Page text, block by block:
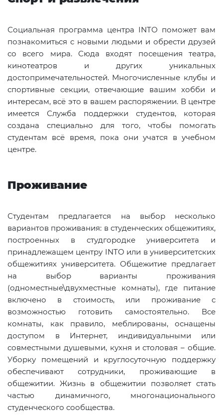
Социальная программа центра INTO поможет вам
познакомиться с новыми людьми и обрести друзей
со всего мира. Сюда входят посещения театра,
кинотеатров и других уникальных
достопримечательностей. Многочисленные клубы и
спортивные секции, отвечающие вашим хобби и
интересам, всё это в вашем распоряжении. В центре
имеется Служба поддержки студентов, которая
создана специально для того, чтобы помогать
студентам всё время, пока они учатся в учебном
центре.
Проживание
Студентам предлагается на выбор несколько
вариантов проживания: в студенческих общежитиях,
построенных в студгородке университета и
принадлежащем центру INTO или в университетских
общежитиях университета. Общежитие предлагает
на выбор варианты проживания
(одноместные\двухместные комнаты), где питание
включено в стоимость, или проживание с
возможностью готовить самостоятельно. Все
комнаты, как правило, меблированы, оснащены
доступом в Интернет, индивидуальными или
совместными душевыми, кухня и столовая – общие.
Уборку помещений и круглосуточную поддержку
обеспечивают сотрудники, проживающие в
общежитии. Жизнь в общежитии позволяет стать
частью динамичного, многонационального
студенческого сообщества.